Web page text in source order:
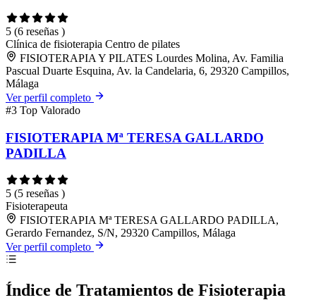
5 (6 reseñas )
Clínica de fisioterapia Centro de pilates
FISIOTERAPIA Y PILATES Lourdes Molina, Av. Familia
Pascual Duarte Esquina, Av. la Candelaria, 6, 29320 Campillos,
Málaga
Ver perfil completo
#3 Top Valorado
FISIOTERAPIA Mª TERESA GALLARDO
PADILLA
5 (5 reseñas )
Fisioterapeuta
FISIOTERAPIA Mª TERESA GALLARDO PADILLA,
Gerardo Fernandez, S/N, 29320 Campillos, Málaga
Ver perfil completo
Índice de Tratamientos de Fisioterapia